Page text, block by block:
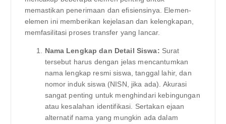
memastikan penerimaan dan efisiensinya. Elemen-
elemen ini memberikan kejelasan dan kelengkapan,
memfasilitasi proses transfer yang lancar.
Nama Lengkap dan Detail Siswa: Surat
tersebut harus dengan jelas mencantumkan
nama lengkap resmi siswa, tanggal lahir, dan
nomor induk siswa (NISN, jika ada). Akurasi
sangat penting untuk menghindari kebingungan
atau kesalahan identifikasi. Sertakan ejaan
alternatif nama yang mungkin ada dalam